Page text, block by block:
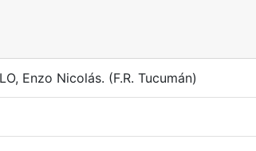
Enzo Nicolás. (F.R. Tucumán)